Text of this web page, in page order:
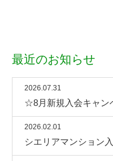
最近のお知らせ
2026.07.31
☆8月新規入会キャ
2026.02.01
シエリアマンション